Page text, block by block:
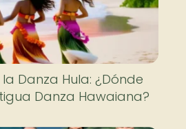
Danza Hula: ¿Dónde
Danza Hawaiana?